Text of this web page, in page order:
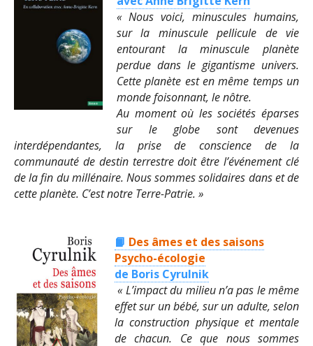
« Nous voici, minuscules humains,
sur la minuscule pellicule de vie
entourant la minuscule planète
perdue dans le gigantisme univers.
Cette planète est en même temps un
monde foisonnant, le nôtre.
Au moment où les sociétés éparses
sur le globe sont devenues
interdépendantes, la prise de conscience de la
communauté de destin terrestre doit être l’événement clé
de la fin du millénaire. Nous sommes solidaires dans et de
cette planète. C’est notre Terre-Patrie. »
📙 Des âmes et des saisons
Psycho-écologie
de Boris Cyrulnik
« L’impact du milieu n’a pas le même
effet sur un bébé, sur un adulte, selon
la construction physique et mentale
de chacun. Ce que nous sommes